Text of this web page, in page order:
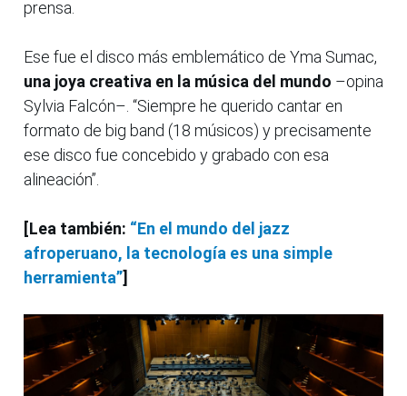
prensa.
Ese fue el disco más emblemático de Yma Sumac,
una joya creativa en la música del mundo –opina
Sylvia Falcón–. “Siempre he querido cantar en
formato de big band (18 músicos) y precisamente
ese disco fue concebido y grabado con esa
alineación”.
[Lea también: “En el mundo del jazz
afroperuano, la tecnología es una simple
herramienta”]